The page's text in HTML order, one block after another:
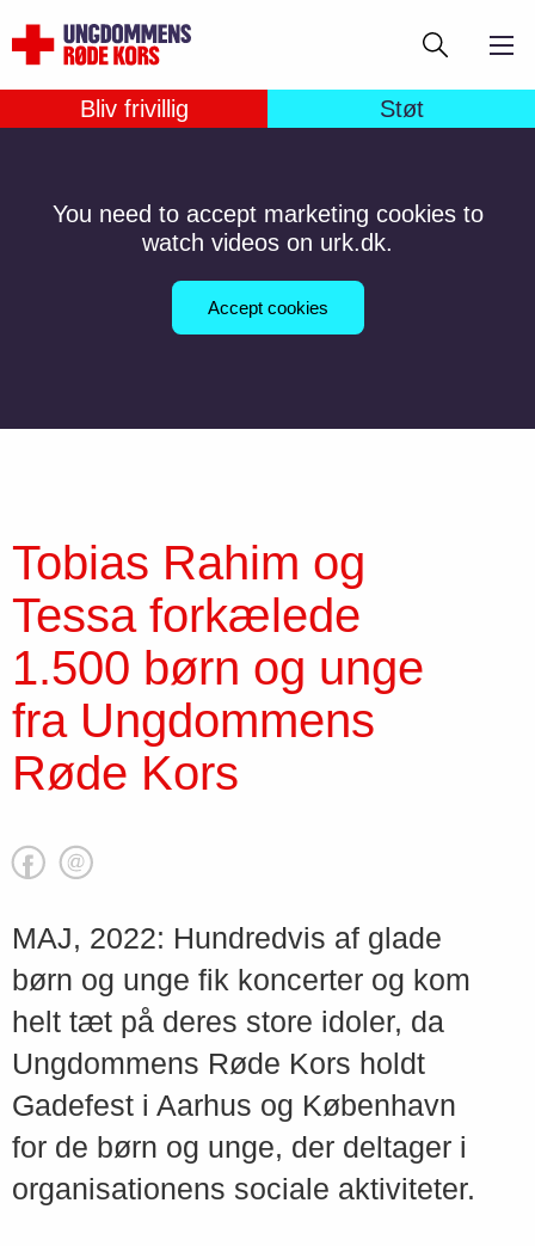
til
hovedindhold
Søg
Bliv frivillig Støt
You need to accept marketing cookies to
watch videos on urk.dk.
Accept cookies
Tobias Rahim og
Tessa forkælede
1.500 børn og unge
fra Ungdommens
Røde Kors
MAJ, 2022: Hundredvis af glade
børn og unge fik koncerter og kom
helt tæt på deres store idoler, da
Ungdommens Røde Kors holdt
Gadefest i Aarhus og København
for de børn og unge, der deltager i
organisationens sociale aktiviteter.